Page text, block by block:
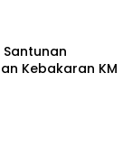
Kebakaran KM